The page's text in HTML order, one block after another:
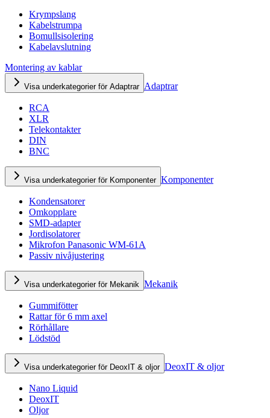
Krympslang
Kabelstrumpa
Bomullsisolering
Kabelavslutning
Montering av kablar
Visa underkategorier för Adaptrar Adaptrar
RCA
XLR
Telekontakter
DIN
BNC
Visa underkategorier för Komponenter Komponenter
Kondensatorer
Omkopplare
SMD-adapter
Jordisolatorer
Mikrofon Panasonic WM-61A
Passiv nivåjustering
Visa underkategorier för Mekanik Mekanik
Gummifötter
Rattar för 6 mm axel
Rörhållare
Lödstöd
Visa underkategorier för DeoxIT & oljor DeoxIT & oljor
Nano Liquid
DeoxIT
Oljor